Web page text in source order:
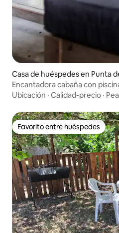
Casa de huéspedes en Punta
Ubicación · Calidad-precio ·
Favorito entre huéspedes
Favorito entre huéspedes